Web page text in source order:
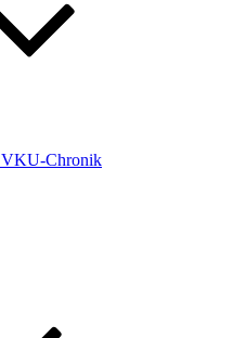
VKU-Chronik